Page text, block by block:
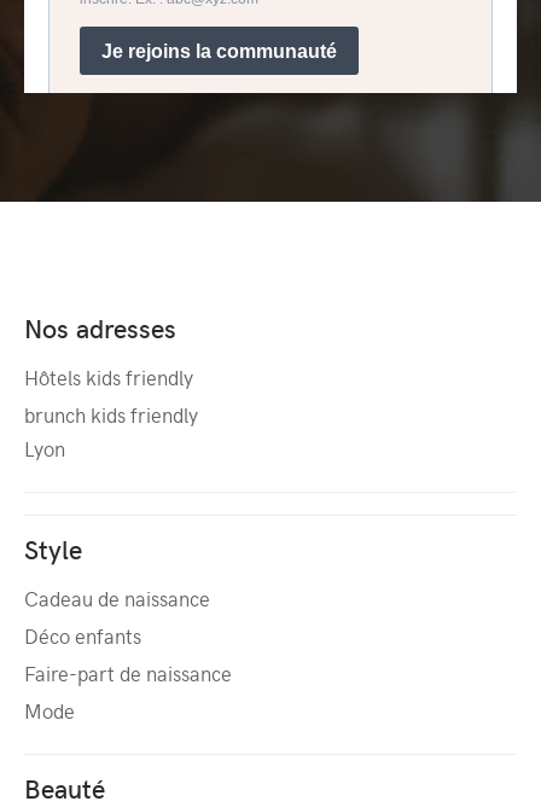
Nos adresses
Hôtels kids friendly
brunch kids friendly
Lyon
Style
Cadeau de naissance
Déco enfants
Faire-part de naissance
Mode
Beauté